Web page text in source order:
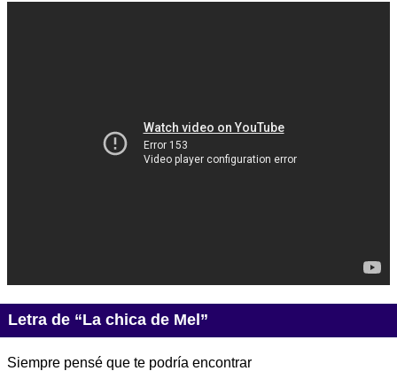
Letra de “La chica de Mel”
Siempre pensé que te podría encontrar